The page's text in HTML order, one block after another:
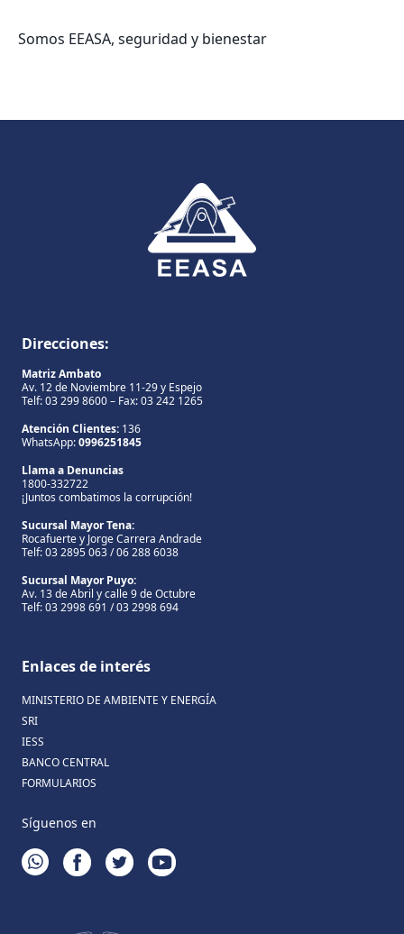
Somos EEASA, seguridad y bienestar
Direcciones:
Matriz Ambato
Av. 12 de Noviembre 11-29 y Espejo
Telf: 03 299 8600 – Fax: 03 242 1265
Atención Clientes: 136
WhatsApp:0996251845
Llama a Denuncias
1800-332722
¡Juntos combatimos la corrupción!
Sucursal Mayor Tena:
Rocafuerte y Jorge Carrera Andrade
Telf: 03 2895 063 / 06 288 6038
Sucursal Mayor Puyo:
Av. 13 de Abril y calle 9 de Octubre
Telf: 03 2998 691 / 03 2998 694
Enlaces de interés
MINISTERIO DE AMBIENTE Y ENERGÍA
SRI
IESS
BANCO CENTRAL
FORMULARIOS
Síguenos en
WHATSAPPFACEBOOKTWITTERYOUTUBE